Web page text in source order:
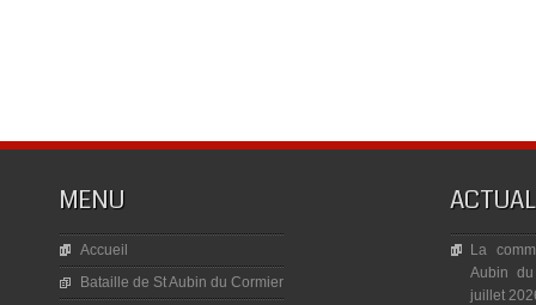
MENU
Accueil
Bataille de St Aubin du Cormier
La
Aubin
juillet